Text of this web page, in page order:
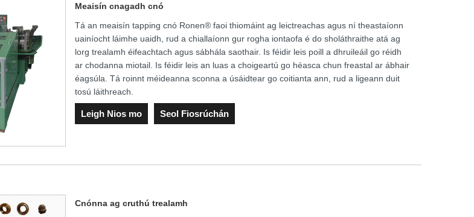
Meaisín cnagadh cnó
Tá an meaisín tapping cnó Ronen® faoi thiomáint ag leictreachas agus ní theastaíonn
uainíocht láimhe uaidh, rud a chiallaíonn gur rogha iontaofa é do sholáthraithe atá ag
lorg trealamh éifeachtach agus sábhála saothair. Is féidir leis poill a dhruileáil go réidh
ar chodanna miotail. Is féidir leis an luas a choigeartú go héasca chun freastal ar ábhair
éagsúla. Tá roinnt méideanna sconna a úsáidtear go coitianta ann, rud a ligeann duit
tosú láithreach.
Leigh Nios mo Seol Fiosrúchán
Cnónna ag cruthú trealamh